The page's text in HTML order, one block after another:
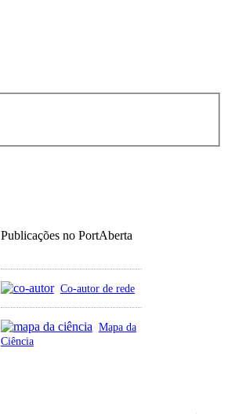
Publicações no PortAberta
Co-autor de rede
Mapa da
Ciência